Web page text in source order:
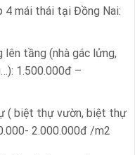
4 mái thái tại Đồng Nai:
lên tầng (nhà gác lửng,
1.500.000đ –
( biệt thự vườn, biệt thự
2.000.000đ /m2